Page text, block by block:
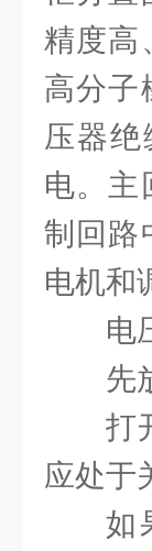
精度高
高分子
压器
电。主
制回路
电机和
电
先
打
应处于
如